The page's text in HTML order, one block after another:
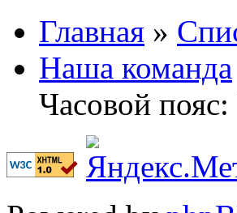
Главная »
Наша команда
Часовой